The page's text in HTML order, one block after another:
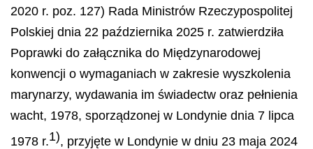
2020 r. poz. 127) Rada Ministrów Rzeczypospolitej
Polskiej dnia 22 października 2025 r. zatwierdziła
Poprawki do załącznika do Międzynarodowej
konwencji o wymaganiach w zakresie wyszkolenia
marynarzy, wydawania im świadectw oraz pełnienia
wacht, 1978, sporządzonej w Londynie dnia 7 lipca
1978 r.1), przyjęte w Londynie w dniu 23 maja 2024